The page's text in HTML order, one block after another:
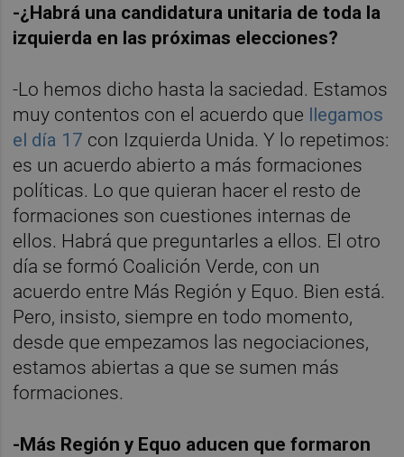
-¿Habrá una candidatura unitaria de toda la
izquierda en las próximas elecciones?
-Lo hemos dicho hasta la saciedad. Estamos
muy contentos con el acuerdo que llegamos
el día 17 con Izquierda Unida. Y lo repetimos:
es un acuerdo abierto a más formaciones
políticas. Lo que quieran hacer el resto de
formaciones son cuestiones internas de
ellos. Habrá que preguntarles a ellos. El otro
día se formó Coalición Verde, con un
acuerdo entre Más Región y Equo. Bien está.
Pero, insisto, siempre en todo momento,
desde que empezamos las negociaciones,
estamos abiertas a que se sumen más
formaciones.
-Más Región y Equo aducen que formaron